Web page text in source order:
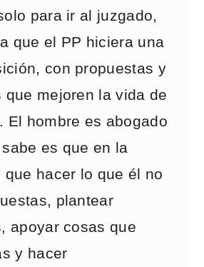
para ir al juzgado,
que el PP hiciera una
con propuestas y
que mejoren la vida de
El hombre es abogado
es que en la
hacer lo que él no
plantear
apoyar cosas que
y hacer